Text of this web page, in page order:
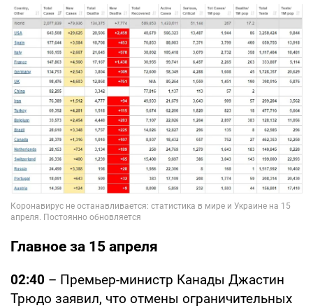
Главное за 15 апреля
02:40 – Премьер-министр Канады Джастин
Трюдо заявил, что отмены ограничительных